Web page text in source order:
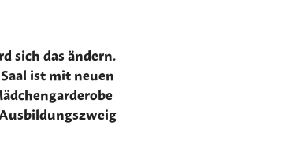
sich das ändern.
ist mit neuen